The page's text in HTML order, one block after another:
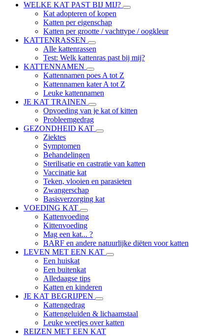
WELKE KAT PAST BIJ MIJ?
Kat adopteren of kopen
Katten per eigenschap
Katten per grootte / vachttype / oogkleur
KATTENRASSEN
Alle kattenrassen
Test: Welk kattenras past bij mij?
KATTENNAMEN
Kattennamen poes A tot Z
Kattennamen kater A tot Z
Leuke kattennamen
JE KAT TRAINEN
Opvoeding van je kat of kitten
Probleemgedrag
GEZONDHEID KAT
Ziektes
Symptomen
Behandelingen
Sterilisatie en castratie van katten
Vaccinatie kat
Teken, vlooien en parasieten
Zwangerschap
Basisverzorging kat
VOEDING KAT
Kattenvoeding
Kittenvoeding
Mag een kat... ?
BARF en andere natuurlijke diëten voor katten
LEVEN MET EEN KAT
Een huiskat
Een buitenkat
Alledaagse tips
Katten en kinderen
JE KAT BEGRIJPEN
Kattengedrag
Kattengeluiden & lichaamstaal
Leuke weetjes over katten
REIZEN MET EEN KAT